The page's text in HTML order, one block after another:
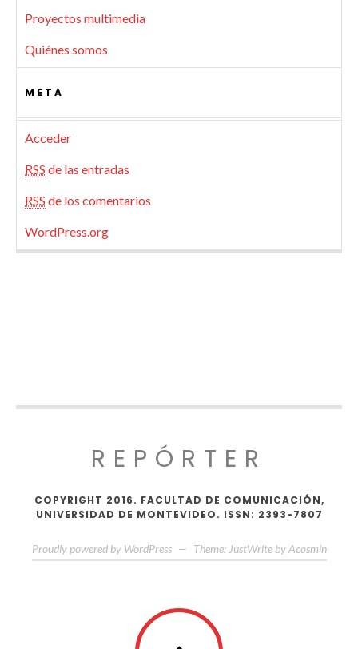
Proyectos multimedia
Quiénes somos
META
Acceder
RSS de las entradas
RSS de los comentarios
WordPress.org
REPÓRTER
COPYRIGHT 2016. FACULTAD DE COMUNICACIÓN,
UNIVERSIDAD DE MONTEVIDEO. ISSN: 2393-7807
Proudly powered by WordPress — Theme: JustWrite by Acosmin